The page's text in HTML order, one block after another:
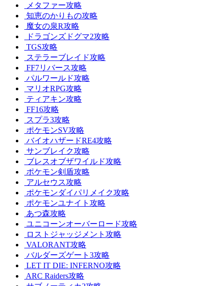
メタファー攻略
知恵のかりもの攻略
魔女の泉R攻略
ドラゴンズドグマ2攻略
TGS攻略
ステラーブレイド攻略
FF7リバース攻略
パルワールド攻略
マリオRPG攻略
ティアキン攻略
FF16攻略
スプラ3攻略
ポケモンSV攻略
バイオハザードRE4攻略
サンブレイク攻略
ブレスオブザワイルド攻略
ポケモン剣盾攻略
アルセウス攻略
ポケモンダイパリメイク攻略
ポケモンユナイト攻略
あつ森攻略
ユニコーンオーバーロード攻略
ロストジャッジメント攻略
VALORANT攻略
バルダーズゲート3攻略
LET IT DIE: INFERNO攻略
ARC Raiders攻略